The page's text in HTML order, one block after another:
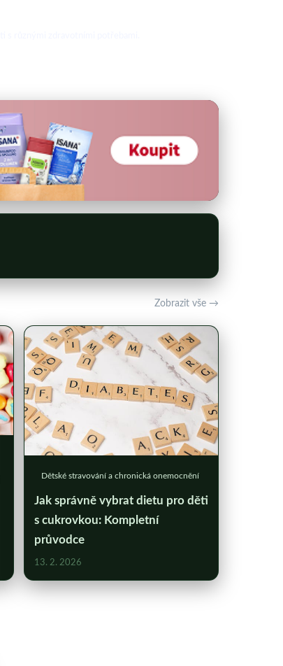
Zobrazit vše →
Dětské stravování a chronická onemocnění
Jak správně vybrat dietu pro děti
s cukrovkou: Kompletní
průvodce
13. 2. 2026